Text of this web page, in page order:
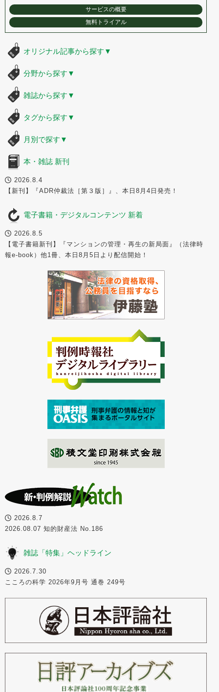
サービスの概要
無料トライアル
オリジナル記事から探す ▼
分野から探す ▼
雑誌から探す ▼
タグから探す ▼
月別で探す ▼
本・雑誌 新刊
2026.8.4
【新刊】『ADR仲裁法［第３版］』、本日8月4日発売！
電子書籍・デジタルコンテンツ 新着
2026.8.5
【電子書籍新刊】『マンションの管理・再生の新局面』（法律時
報e-book）他1冊、本日8月5日より配信開始！
2026.8.7
2026.08.07 知的財産法 No.186
雑誌「特集」ヘッドライン
2026.7.30
こころの科学 2026年9月号 通巻 249号